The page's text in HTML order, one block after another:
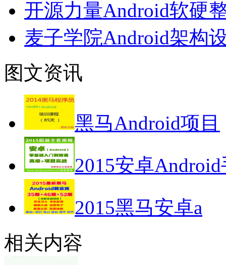
开源力量Android软硬
麦子学院Android架构
图文资讯
黑马Android项目
2015安卓Android
2015黑马安卓a
相关内容